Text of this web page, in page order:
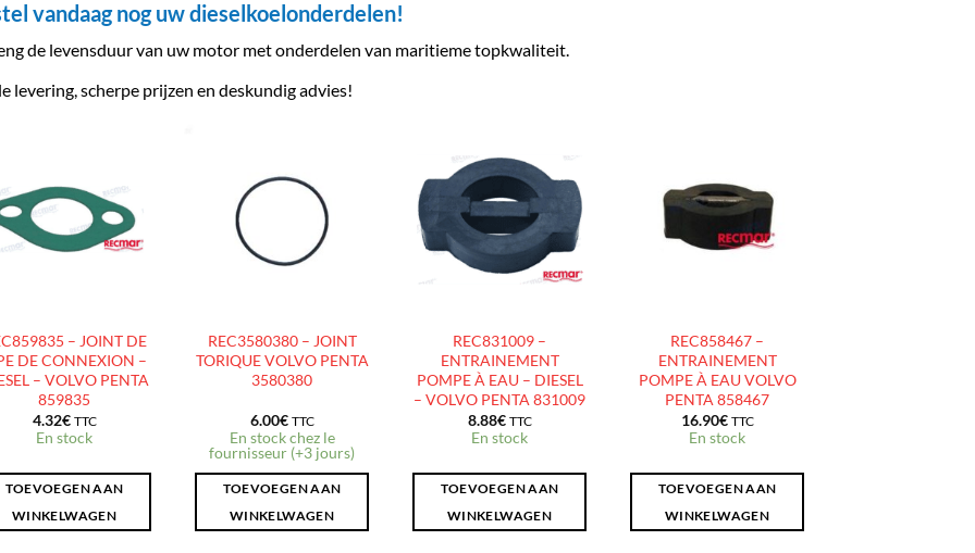
vandaag nog uw dieselkoelonderdelen!
de levensduur van uw motor met onderdelen van maritieme topkwaliteit.
levering, scherpe prijzen en deskundig advies!
AJOUTER
À LA
LISTE
D’ENVIES
– JOINT DE
DE CONNEXION –
– VOLVO PENTA
859835
4.32€ TTC
En stock
TOEVOEGEN AAN
WINKELWAGEN
AJOUTER
À LA
LISTE
D’ENVIES
REC3580380 – JOINT
TORIQUE VOLVO PENTA
3580380
6.00€ TTC
En stock chez le
fournisseur (+3 jours)
TOEVOEGEN AAN
WINKELWAGEN
AJOUTER
À LA
LISTE
D’ENVIES
REC831009 –
ENTRAINEMENT
POMPE À EAU – DIESEL
– VOLVO PENTA 831009
8.88€ TTC
En stock
TOEVOEGEN AAN
WINKELWAGEN
AJOUTER
À LA
LISTE
D’ENVIES
REC858467 –
ENTRAINEMENT
POMPE À EAU VOLVO
PENTA 858467
16.90€ TTC
En stock
TOEVOEGEN AAN
WINKELWAGEN